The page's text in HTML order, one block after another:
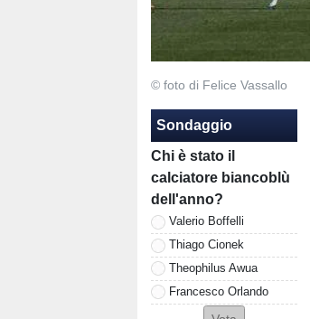
© foto di Felice Vassallo
Sondaggio
Chi è stato il
calciatore biancoblù
dell'anno?
Valerio Boffelli
Thiago Cionek
Theophilus Awua
Francesco Orlando